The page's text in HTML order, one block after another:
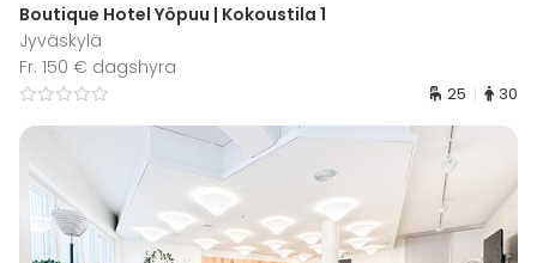
Boutique Hotel Yöpuu | Kokoustila 1
Jyväskylä
Fr. 150 € dagshyra
25 30